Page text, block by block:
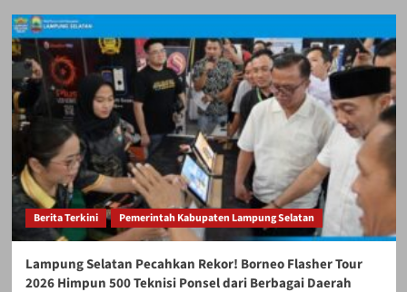
Berita Terkini Pemerintah Kabupaten Lampung Selatan
Lampung Selatan Pecahkan Rekor! Borneo Flasher Tour
2026 Himpun 500 Teknisi Ponsel dari Berbagai Daerah